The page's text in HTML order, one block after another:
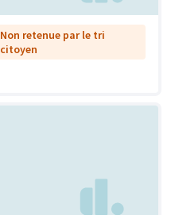
Non retenue par le tri
citoyen